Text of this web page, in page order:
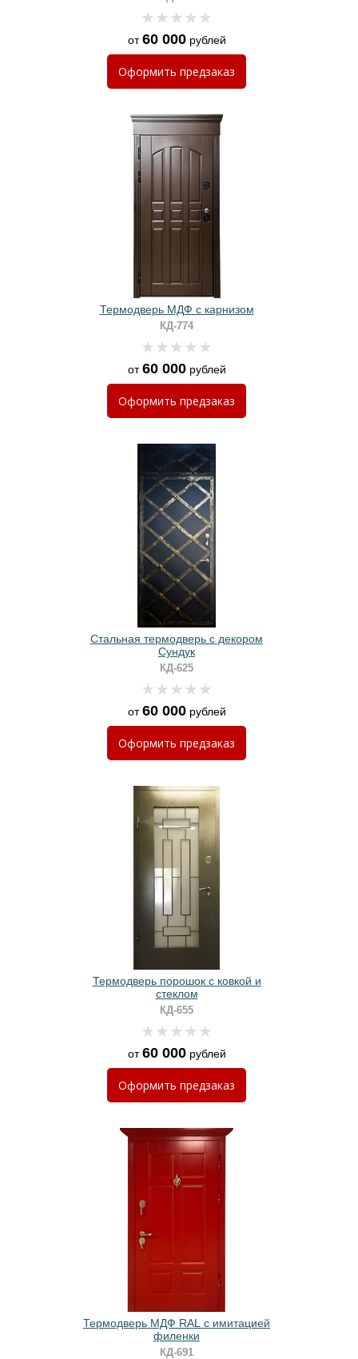
от60 000рублей
Оформить предзаказ
Термодверь МДФ с карнизом
КД-774
от60 000рублей
Оформить предзаказ
Стальная термодверь с декором
Сундук
КД-625
от60 000рублей
Оформить предзаказ
Термодверь порошок с ковкой и
стеклом
КД-655
от60 000рублей
Оформить предзаказ
Термодверь МДФ RAL с имитацией
филенки
КД-691